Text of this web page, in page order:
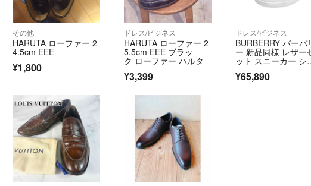
その他
HARUTA ローファー 2
4.5cm EEE
¥1,800
ドレス/ビジネス
HARUTA ローファー 2
5.5cm EEE ブラッ
ク ローファー ハルタ
¥3,399
ドレス/ビジネス
BURBERRY バーバ
ー 新品同様 レザー
ット スニーカー シ
1 41
¥65,890